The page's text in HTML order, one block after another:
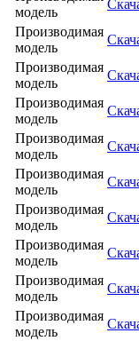
модель
Производимая
модель
Производимая
модель
Производимая
модель
Производимая
модель
Производимая
модель
Производимая
модель
Производимая
модель
Производимая
модель
Производимая
модель